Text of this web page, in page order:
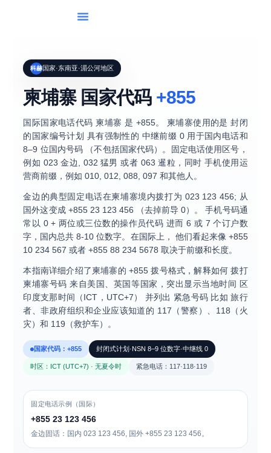
科赫国家·东南亚·湄公河地区
柬埔寨 国家代码 +855
国际国家电话代码 柬埔寨 是 +855。 柬埔寨使用的是封闭
的国家编号计划 具有强制性的 中继前缀 0用于国内电话和
8–9 位国内号码 （不包括国家代码）。固定电话使用区号，
例如 023 金边 032 猛男 或者 063 暹粒 ，同时 手机使用运
营商前缀，例如010 ,012 ,088 ,097 和其他人。
金边的典型固定电话在柬埔寨境内拨打为 023 123 456; 从
国外这变成 +855 23 123 456 （去掉前导 0）。 手机号码通
常以 0 + 两位或三位数的操作员代码 进而6 或 7 个订户数
字 ，国内总共 8-10 位数字。在国际上， 他们看起来像 +855
10 234 567 或者+855 88 234 5678 取决于前缀和长度。
本指南详细介绍了柬埔寨的+855 拨号格式 ，解释如何拨打
柬埔寨号码 来自美国、英国等国家，突出显示当地时间 区
印度支那时间（ICT，UTC+7）
并列出 紧急号码 比如 旅行
者、非政府组织和企业应该知道的 117（警察）、118（火
灾）和 119（救护车）。
国家代码：+855 封闭式计划·NSN 8–9 位数字·中继线 0
时区：ICT (UTC+7) · 无夏令时 紧急电话：117·118·119
固定电话示例（国际）
+855 23 123 456
金边固话：国内023 123 456, 国外+855 23 123 456。